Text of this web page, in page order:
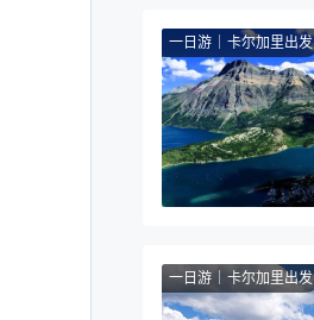
一日游 卡尔加里出发
一日游 卡尔加里出发